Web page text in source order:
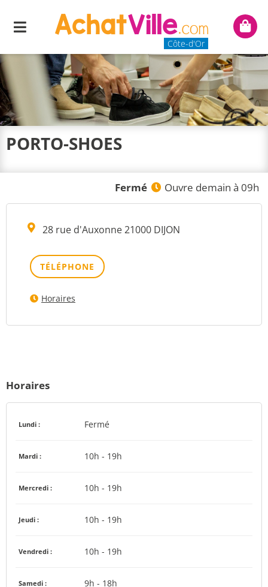
Menu
Côte-d'Or
Mon
PORTO-SHOES
Fermé Ouvre demain à 09h
28 rue d'Auxonne 21000 DIJON
TÉLÉPHONE
Horaires
Horaires
Lundi : Fermé
Mardi : 10h - 19h
Mercredi : 10h - 19h
Jeudi : 10h - 19h
Vendredi : 10h - 19h
Samedi : 9h - 18h